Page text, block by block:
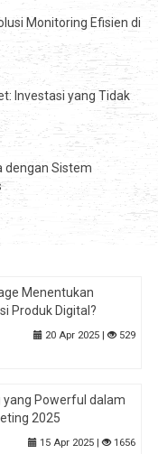
Monitoring Efisien di
Investasi yang Tidak
dengan Sistem
Menentukan
Produk Digital?
20 Apr 2025 | 529
yang Powerful dalam
2025
15 Apr 2025 | 1656